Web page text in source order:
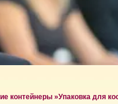
контейнеры »Упаковка для